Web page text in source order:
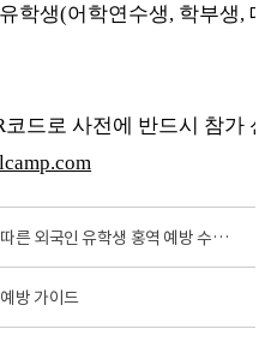
학생(어학연수생, 학부생,
드로 사전에 반드시 참가
해외유입 홍역 발생에 따른 외국인 유학생 홍역 예방 수칙 안내
방 가이드